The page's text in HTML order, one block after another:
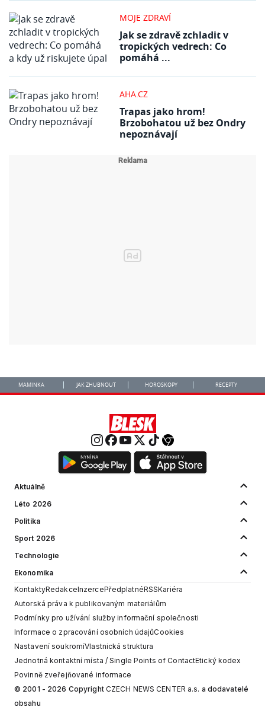
MOJE ZDRAVÍ
Jak se zdravě zchladit v
tropických vedrech: Co
pomáhá ...
AHA.CZ
Trapas jako hrom!
Brzobohatou už bez Ondry
nepoznávají
MAMINKA JAK ZHUBNOUT HOROSKOPY RECEPTY
Aktuálně
Léto 2026
Politika
Sport 2026
Technologie
Ekonomika
KontaktyRedakceInzercePředplatnéRSSKariéra
Autorská práva k publikovaným materiálům
Podmínky pro užívání služby informační společnosti
Informace o zpracování osobních údajůCookies
Nastavení soukromíVlastnická struktura
Jednotná kontaktní místa / Single Points of ContactEtický kodex
Povinně zveřejňované informace
© 2001 - 2026 Copyright CZECH NEWS CENTER a.s. a dodavatelé
obsahu